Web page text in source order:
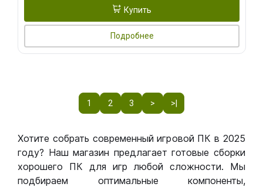
Купить
Подробнее
1 2 3 > >|
Хотите собрать современный игровой ПК в 2025
году? Наш магазин предлагает готовые сборки
хорошего ПК для игр любой сложности. Мы
подбираем оптимальные компоненты,